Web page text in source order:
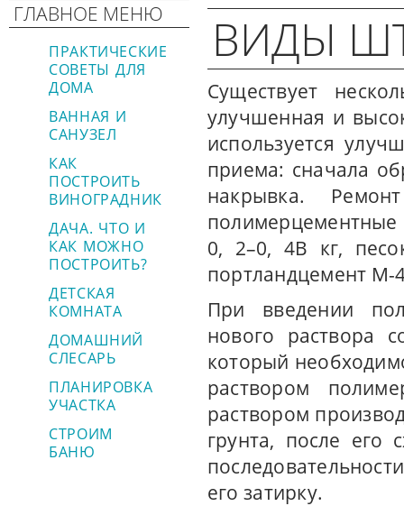
ГЛАВНОЕ МЕНЮ
ПРАКТИЧЕСКИЕ
СОВЕТЫ ДЛЯ
ДОМА
ВАННАЯ И
САНУЗЕЛ
КАК
ПОСТРОИТЬ
ВИНОГРАДНИК
ДАЧА. ЧТО И
КАК МОЖНО
ПОСТРОИТЬ?
ДЕТСКАЯ
КОМНАТА
ДОМАШНИЙ
СЛЕСАРЬ
ПЛАНИРОВКА
УЧАСТКА
СТРОИМ
БАНЮ
ВИДЫ
Существует
улучшенная и
используется
приема: сначала
накрывка.
полимерцементные
0, 2–0, 4В кг,
портландцемент М-
При введении
нового раствора
который
раствором
раствором
грунта, после его
его затирку.